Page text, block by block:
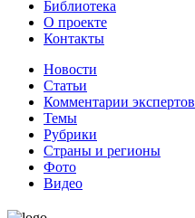
Библиотека
О проекте
Контакты
Новости
Статьи
Комментарии экспертов
Темы
Рубрики
Страны и регионы
Фото
Видео